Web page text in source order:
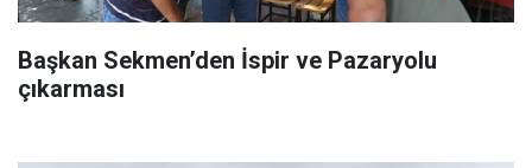
Başkan Sekmen’den İspir ve Pazaryolu
çıkarması